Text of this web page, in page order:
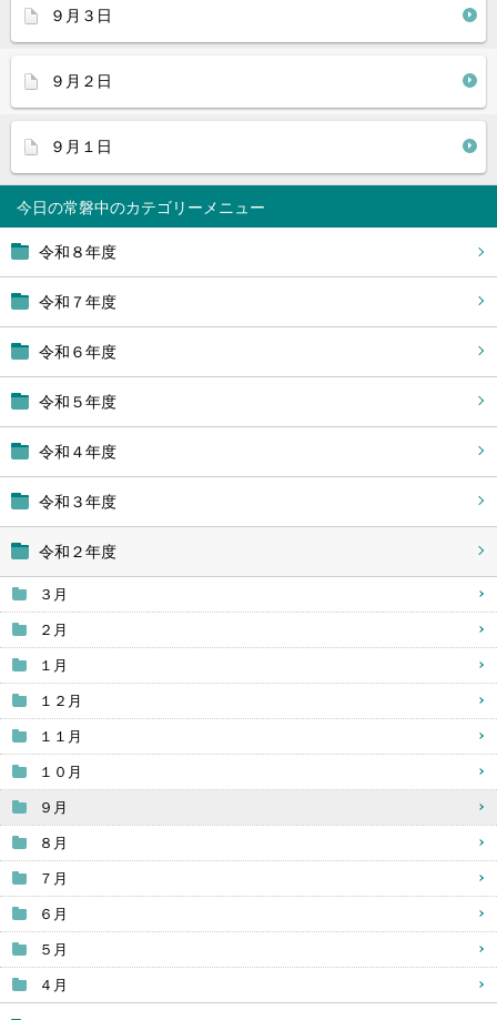
今日の常磐中
令和８年度
令和７年度
令和６年度
令和５年度
令和４年度
令和３年度
令和２年度
３月
２月
１月
１２月
１１月
１０月
９月
８月
７月
６月
５月
４月
９月３日
９月２日
９月１日